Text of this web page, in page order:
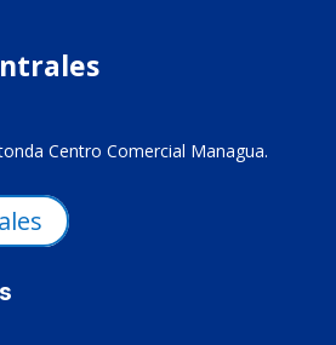
Centro Comercial Managua.